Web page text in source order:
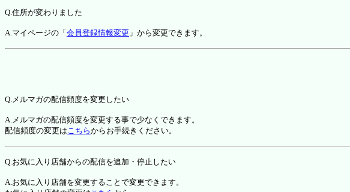
Q.住所が変わりました
A.マイページの「 会員登録情報変更 」から変更できます。
Q.メルマガの配信頻度を変更したい
A.メルマガの配信頻度を変更する事で少なくできます。
配信頻度の変更はこちらからお手続きください。
Q.お気に入り店舗からの配信を追加・停止したい
A.お気に入り店舗を変更することで変更できます。